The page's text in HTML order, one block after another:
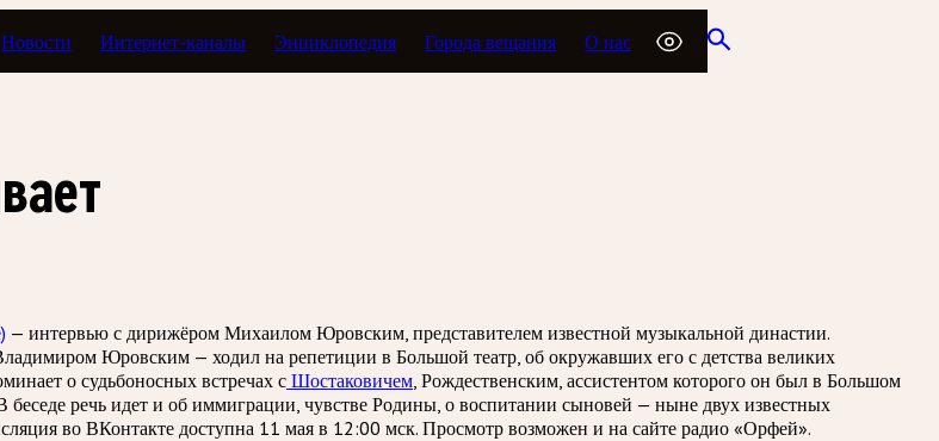
Новости Интернет-каналы Энциклопедия Города вещания О нас
— интервью с дирижёром Михаилом Юровским, представителем известной музыкальной династии.
Юровским — ходил на репетиции в Большой театр, об окружавших его с детства великих
о судьбоносных встречах с Шостаковичем , Рождественским, ассистентом которого он был в Большом
речь идет и об иммиграции, чувстве Родины, о воспитании сыновей — ныне двух известных
во ВКонтакте доступна 11 мая в 12:00 мск. Просмотр возможен и на сайте радио «Орфей».